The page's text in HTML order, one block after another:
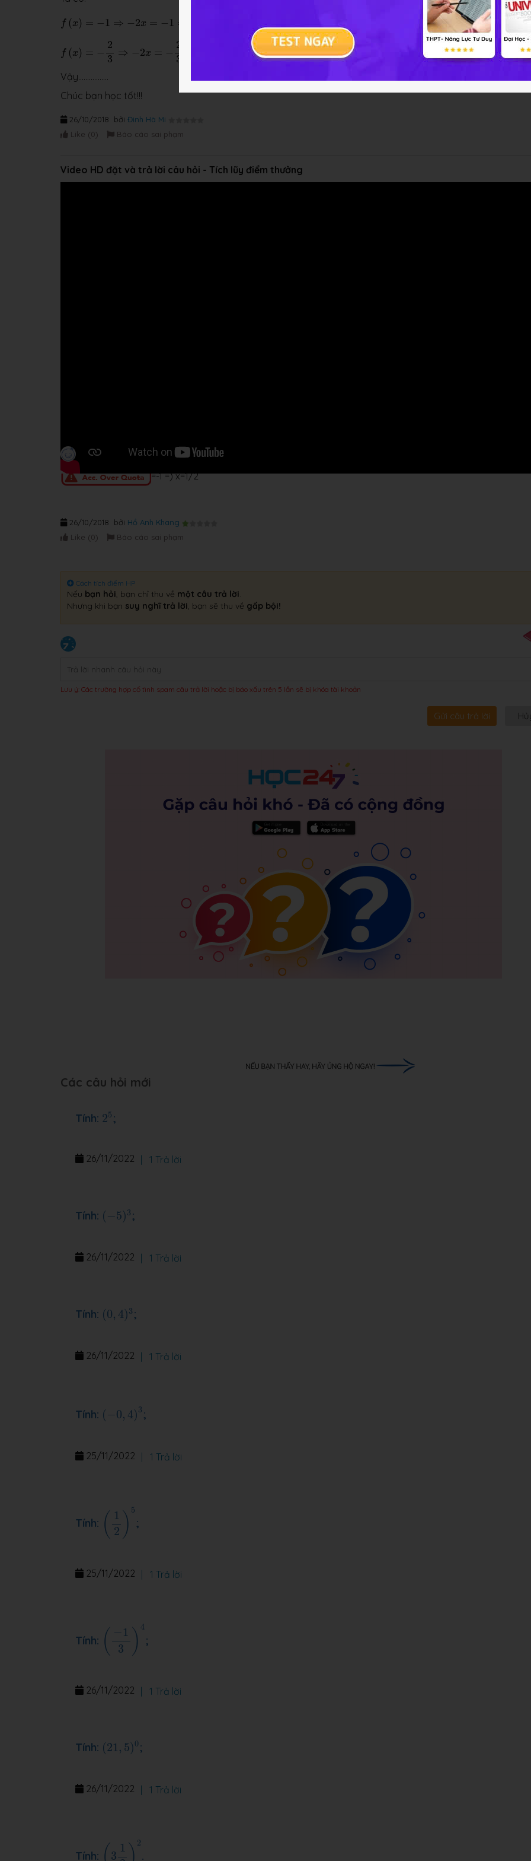
f (x) = −1 ⇒ −2x = −1 ⇒
f (x) = −
2
3
⇒ −2x = −
2
3
⇒−
Vậy.................
Chúc bạn học tốt!!!
bởi Đinh Hà Mi
26/10/2018
Like (0) Báo cáo sai phạm
Video HD đặt và trả lời câu hỏi - Tích lũy điểm thưởng
=-1 =) x=1/2
bởi Hồ Anh Khang
26/10/2018
Like (0) Báo cáo sai phạm
Cách tích điểm HP
Nếu bạn hỏi, bạn chỉ thu về một câu trả lời.
Nhưng khi bạn suy nghĩ trả lời, bạn sẽ thu về gấp bội!
Lưu ý: Các trường hợp cố tình spam câu trả lời hoặc bị báo xấu trên 5 lần sẽ bị khóa tài khoản
Gửi câu trả lời
Các câu hỏi mới
Tính: 25
25;
26/11/2022 1 Trả lời
Tính: (−5)3
( 5)3;
26/11/2022 1 Trả lời
Tính: (0, 4)3
(0 4)3;
26/11/2022 1 Trả lời
Tính: (−0, 4)3
( 0, )3
;
25/11/2022 1 Trả lời
Tính: ( 1
2 ) 5
1 5
;
25/11/2022 | 1 Trả lời
Tính: ( −1
3
) 4
− 4
;
26/11/2022 | 1 Trả lời
Tính: (21, 5)0
(21 5)0;
26/11/2022 | 1 Trả lời
Tính: 3
1
2
3 2
.